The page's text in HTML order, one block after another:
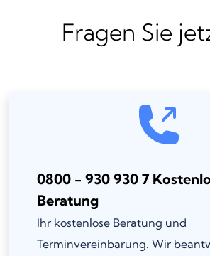
Fragen Sie
0800 - 930 930 7
Beratung
Ihr kostenlose Beratung und
Terminvereinbarung. Wir